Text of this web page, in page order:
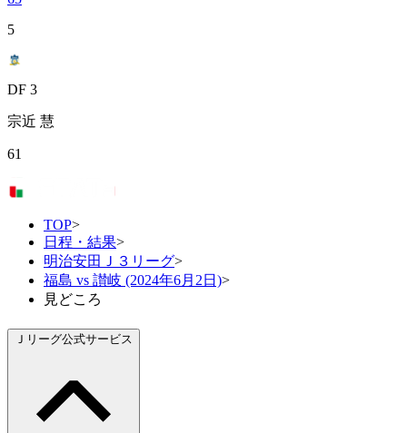
5
DF 3
宗近 慧
61
TOP>
日程・結果>
明治安田Ｊ３リーグ>
福島 vs 讃岐 (2024年6月2日)>
見どころ
Ｊリーグ公式サービス